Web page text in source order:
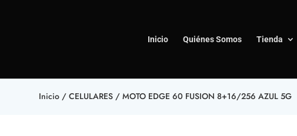
Inicio Quiénes Somos Tienda
Inicio / CELULARES / MOTO EDGE 60 FUSION 8+16/256 AZUL 5G